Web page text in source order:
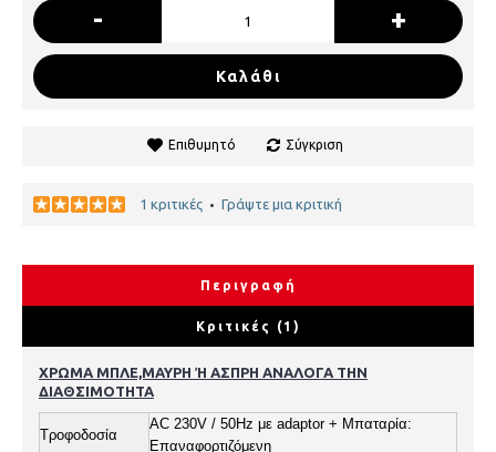
- +
Καλάθι
Επιθυμητό Σύγκριση
1 κριτικές • Γράψτε μια κριτική
Περιγραφή
Κριτικές (1)
ΧΡΩΜΑ ΜΠΛΕ,ΜΑΥΡΗ Ή ΑΣΠΡΗ ΑΝΑΛΟΓΑ ΤΗΝ
ΔΙΑΘΣΙΜΟΤΗΤΑ
Τροφοδοσία
AC 230V / 50Hz με adaptor + Μπαταρία:
Επαναφορτιζόμενη